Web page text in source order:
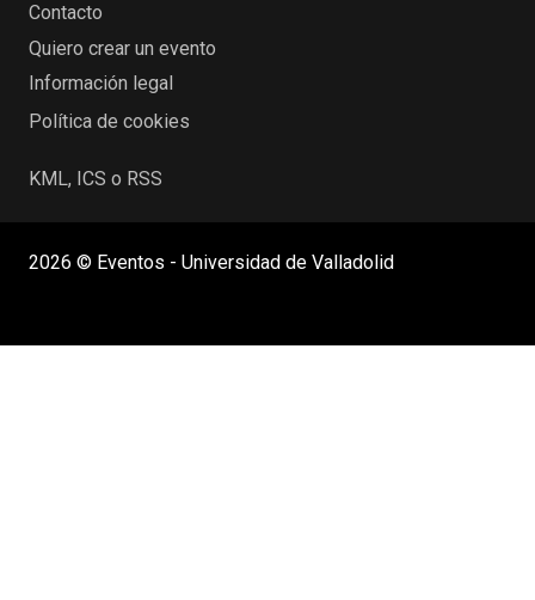
Contacto
Quiero crear un evento
Información legal
Política de cookies
KML, ICS o RSS
2026 © Eventos - Universidad de Valladolid